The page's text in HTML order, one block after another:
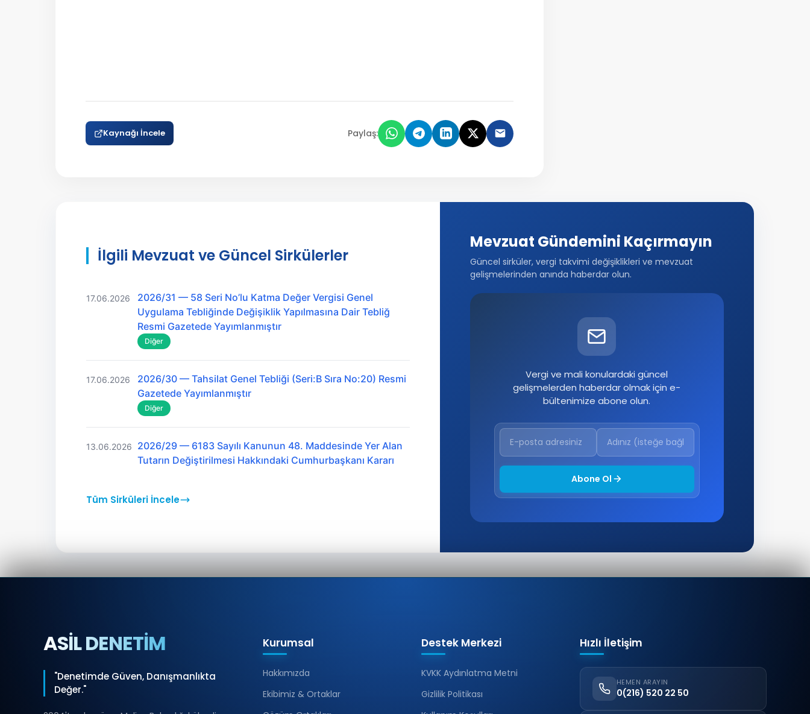
Kaynağı İncele Paylaş:
İlgili Mevzuat ve Güncel Sirkülerler
17.06.2026
2026/31 — 58 Seri No’lu Katma Değer Vergisi Genel
Uygulama Tebliğinde Değişiklik Yapılmasına Dair Tebliğ
Resmi Gazetede Yayımlanmıştır
Diğer
17.06.2026
2026/30 — Tahsilat Genel Tebliği (Seri:B Sıra No:20) Resmi
Gazetede Yayımlanmıştır
Diğer
13.06.2026
2026/29 — 6183 Sayılı Kanunun 48. Maddesinde Yer Alan
Tutarın Değiştirilmesi Hakkındaki Cumhurbaşkanı Kararı
Tüm Sirküleri İncele
Mevzuat Gündemini Kaçırmayın
Güncel sirküler, vergi takvimi değişiklikleri ve mevzuat
gelişmelerinden anında haberdar olun.
Vergi ve mali konulardaki güncel
gelişmelerden haberdar olmak için e-
bültenimize abone olun.
Abone Ol
ASİL DENETİM
"Denetimde Güven, Danışmanlıkta
Değer."
Kurumsal
Hakkımızda
Ekibimiz & Ortaklar
Destek Merkezi
KVKK Aydınlatma Metni
Gizlilik Politikası
Hızlı İletişim
HEMEN ARAYIN
0(216) 520 22 50